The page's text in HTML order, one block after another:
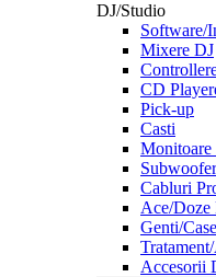
DJ/Studio
Software/
Mixere DJ
CD
Pick-up
Casti
Monitoare
Cabluri
Ace/Doze
Genti/Case
Accesorii